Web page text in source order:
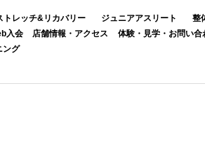
トレッチ&リカバリー ジュニアアスリート 整
入会 店舗情報・アクセス 体験・見学・お問い合
ング